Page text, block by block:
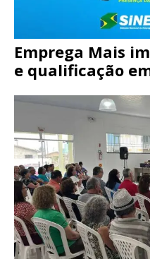
Emprega Mais
e qualificação